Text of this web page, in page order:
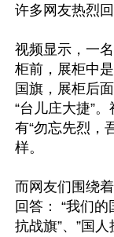
许多网友热烈回
视频显示，一
柜前，展柜中
国旗，展柜后
“台儿庄大捷”
有“勿忘先烈，
样。
而网友们围绕
回答： “我们的
抗战旗”、”国